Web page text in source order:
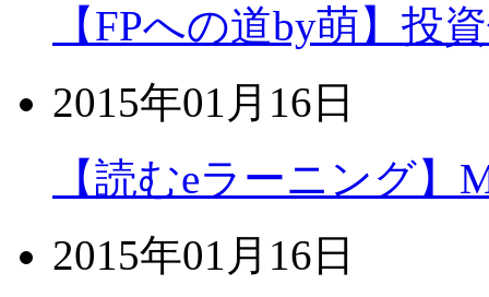
【FPへの道by萌】投
2015年01月16日
【読むeラーニング】
2015年01月16日